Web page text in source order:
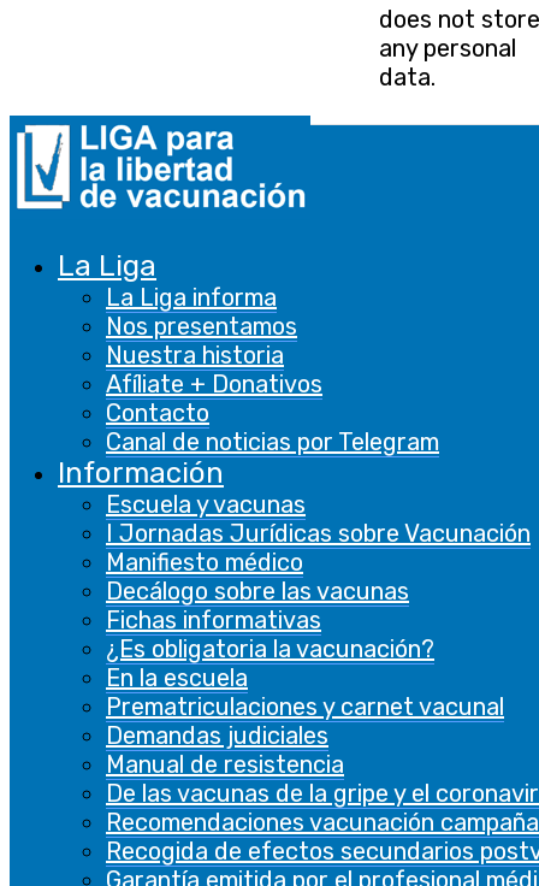
La Liga
La Liga informa
Nos presentamos
Nuestra historia
Afíliate + Donativos
Contacto
Canal de noticias por Telegram
Información
Escuela y vacunas
I Jornadas Jurídicas sobre Vacunación
Manifiesto médico
Decálogo sobre las vacunas
Fichas informativas
¿Es obligatoria la vacunación?
En la escuela
Prematriculaciones y carnet vacunal
Demandas judiciales
Manual de resistencia
De las vacunas de la gripe y el
Recomendaciones vacunación
Recogida de efectos secundarios
Garantía emitida por el profesional
does not store
any personal
data.
Funcional
Funcional
Las cookies funcionales ayudan a realizar
contenido del sitio web en plataformas de
redes sociales, recopilar comentarios y otras
características de terceros.
De rendimiento
De rendimiento
Las cookies de rendimiento se utilizan para
comprender y analizar los índices de
rendimiento clave del sitio web, lo que ayuda a
brindar una mejor experiencia de usuario a los
visitantes.
Analíticas
Analíticas
Las cookies analíticas se utilizan para
comprender cómo los visitantes interactúan
con el sitio web. Estas cookies ayudan a
proporcionar información sobre métricas, el
número de visitantes, la tasa de rebote, la
fuente de tráfico, etc.